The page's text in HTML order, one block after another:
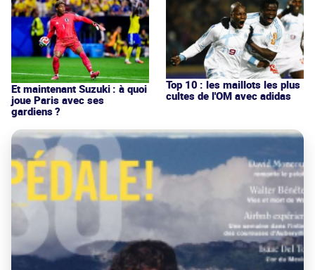
Et maintenant Suzuki : à quoi
joue Paris avec ses
gardiens ?
Top 10 : les maillots les plus
cultes de l'OM avec adidas